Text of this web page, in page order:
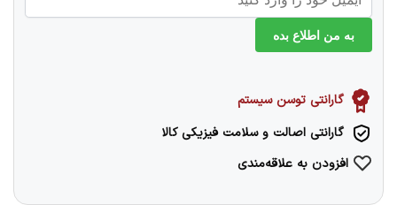
به من اطلاع بده
گارانتی توسن سیستم
گارانتی اصالت و سلامت فیزیکی کالا
افزودن به علاقه‌مندی